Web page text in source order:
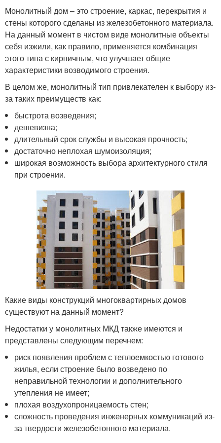
Монолитный дом – это строение, каркас, перекрытия и
стены которого сделаны из железобетонного материала.
На данный момент в чистом виде монолитные объекты
себя изжили, как правило, применяется комбинация
этого типа с кирпичным, что улучшает общие
характеристики возводимого строения.
В целом же, монолитный тип привлекателен к выбору из-
за таких преимуществ как:
быстрота возведения;
дешевизна;
длительный срок службы и высокая прочность;
достаточно неплохая шумоизоляция;
широкая возможность выбора архитектурного стиля
при строении.
Какие виды конструкций многоквартирных домов
существуют на данный момент?
Недостатки у монолитных МКД также имеются и
представлены следующим перечнем:
риск появления проблем с теплоемкостью готового
жилья, если строение было возведено по
неправильной технологии и дополнительного
утепления не имеет;
плохая воздухопроницаемость стен;
сложность проведения инженерных коммуникаций из-
за твердости железобетонного материала.